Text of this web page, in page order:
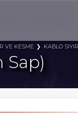
VE KESME KABLO
Sap)